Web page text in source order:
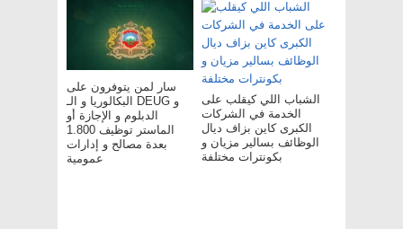
سار لمن يتوفرون على
البكالوريا و الـ DEUG و
الدبلوم و الإجازة أو
الماستر توظيف 1.800
بعدة مصالح و إدارات
عمومية
الشباب اللي كيقلب على
الخدمة في الشركات
الكبرى كاين بزاف ديال
الوظائف بسالير مزيان و
بكونترات مختلفة